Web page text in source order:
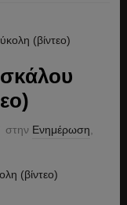
στην Ενημέρωση
(βίντεο)